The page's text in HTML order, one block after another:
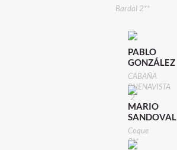
Bardal 2**
PABLO
GONZÁLEZ
CABAÑA
BUENAVISTA
2
**
MARIO
SANDOVAL
Coque
2**